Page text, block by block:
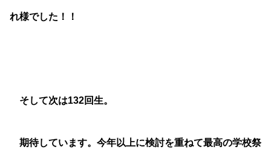
れ様でした！！
そして次は132回生。
期待しています。今年以上に検討を重ねて最高の学校祭